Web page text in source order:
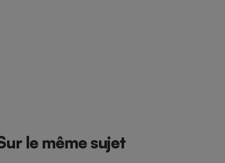
le même sujet